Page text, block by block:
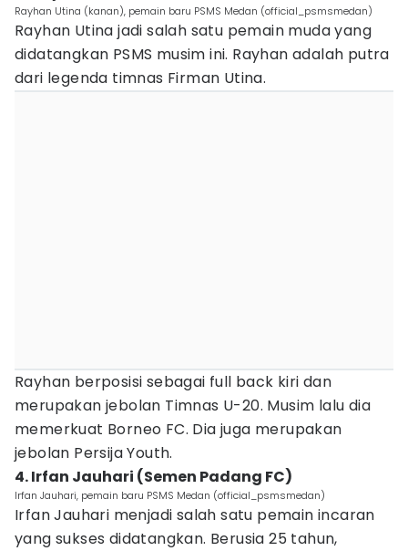
Rayhan Utina (kanan), pemain baru PSMS Medan (official_psmsmedan)
Rayhan Utina jadi salah satu pemain muda yang
didatangkan PSMS musim ini. Rayhan adalah putra
dari legenda timnas Firman Utina.
Rayhan berposisi sebagai full back kiri dan
merupakan jebolan Timnas U-20. Musim lalu dia
memerkuat Borneo FC. Dia juga merupakan
jebolan Persija Youth.
4. Irfan Jauhari (Semen Padang FC)
Irfan Jauhari, pemain baru PSMS Medan (official_psmsmedan)
Irfan Jauhari menjadi salah satu pemain incaran
yang sukses didatangkan. Berusia 25 tahun,